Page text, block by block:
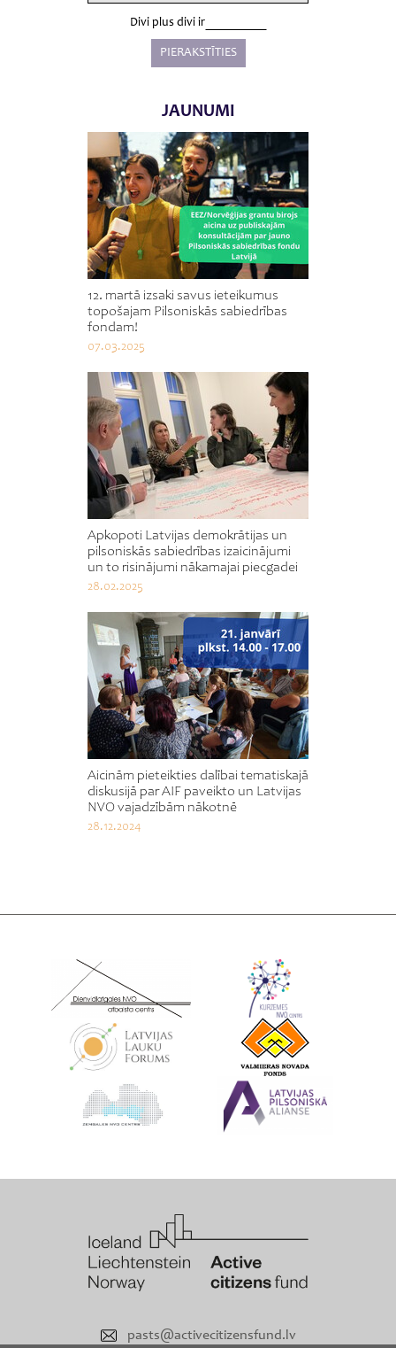
Divi plus divi ir
JAUNUMI
12. martā izsaki savus ieteikumus
topošajam Pilsoniskās sabiedrības
fondam!
07.03.2025
Apkopoti Latvijas demokrātijas un
pilsoniskās sabiedrības izaicinājumi
un to risinājumi nākamajai piecgadei
28.02.2025
Aicinām pieteikties dalībai tematiskajā
diskusijā par AIF paveikto un Latvijas
NVO vajadzībām nākotnē
28.12.2024
pasts@activecitizensfund.lv